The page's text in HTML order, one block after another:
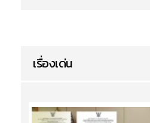
เรื่องเด่น